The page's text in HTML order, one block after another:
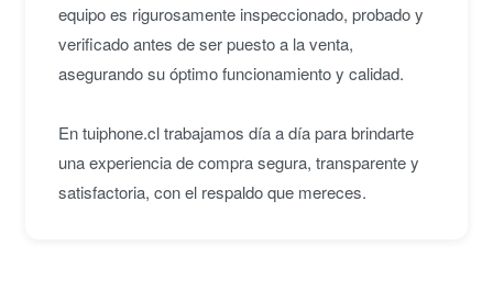
equipo es rigurosamente inspeccionado, probado y
verificado antes de ser puesto a la venta,
asegurando su óptimo funcionamiento y calidad.
En tuiphone.cl trabajamos día a día para brindarte
una experiencia de compra segura, transparente y
satisfactoria, con el respaldo que mereces.